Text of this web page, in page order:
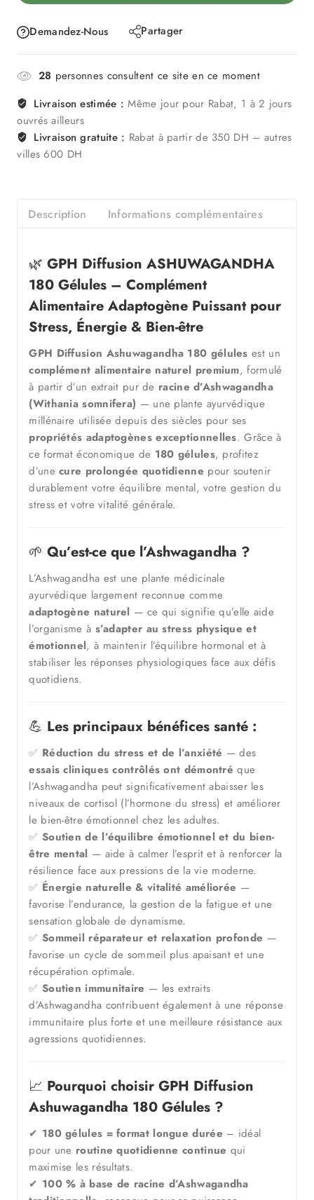
Demandez-Nous Partager
28 personnes consultent ce site en ce moment
Livraison estimée : Même jour pour Rabat, 1 à 2 jours
ouvrés ailleurs
Livraison gratuite : Rabat à partir de 350 DH – autres
villes 600 DH
Description Informations complémentaires
🌿GPH Diffusion ASHUWAGANDHA
180 Gélules – Complément
Alimentaire Adaptogène Puissant pour
Stress, Énergie & Bien-être
GPH Diffusion Ashuwagandha 180 gélules est un
complément alimentaire naturel premium, formulé
à partir d’un extrait pur de racine d’Ashwagandha
(Withania somnifera) — une plante ayurvédique
millénaire utilisée depuis des siècles pour ses
propriétés adaptogènes exceptionnelles. Grâce à
ce format économique de 180 gélules, profitez
d’unecure prolongée quotidienne pour soutenir
durablement votre équilibre mental, votre gestion du
stress et votre vitalité générale.
🌱Qu’est-ce que l’Ashwagandha ?
L’Ashwagandha est une plante médicinale
ayurvédique largement reconnue comme
adaptogène naturel — ce qui signifie qu’elle aide
l’organisme à s’adapter au stress physique et
émotionnel, à maintenir l’équilibre hormonal et à
stabiliser les réponses physiologiques face aux défis
quotidiens.
💪 Les principaux bénéfices santé :
✅ Réduction du stress et de l’anxiété — des
essais cliniques contrôlés ont démontré que
l’Ashwagandha peut significativement abaisser les
niveaux de cortisol (l’hormone du stress) et améliorer
le bien-être émotionnel chez les adultes.
✅ Soutien de l’équilibre émotionnel et du bien-
être mental — aide à calmer l’esprit et à renforcer la
résilience face aux pressions de la vie moderne.
✅ Énergie naturelle & vitalité améliorée —
favorise l’endurance, la gestion de la fatigue et une
sensation globale de dynamisme.
✅ Sommeil réparateur et relaxation profonde —
favorise un cycle de sommeil plus apaisant et une
récupération optimale.
✅ Soutien immunitaire — les extraits
d’Ashwagandha contribuent également à une réponse
immunitaire plus forte et une meilleure résistance aux
agressions quotidiennes.
📈 Pourquoi choisir GPH Diffusion
Ashuwagandha 180 Gélules ?
✔ 180 gélules = format longue durée – idéal
pour une routine quotidienne continue qui
maximise les résultats.
✔ 100 % à base de racine d’Ashwagandha